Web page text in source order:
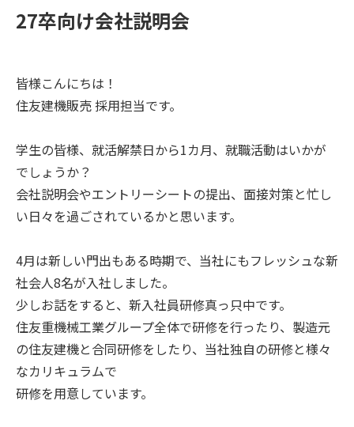
27卒向け会社説明会
皆様こんにちは！
住友建機販売 採用担当です。
学生の皆様、 就活解禁日から1カ月、就職活動はいかが
でしょうか？
会社説明会やエントリーシートの提出、面接対策と忙し
い日々を過ごされているかと思います。
4月は新しい門出もある時期で、当社にもフレッシュな新
社会人8名が入社しました。
少しお話をすると、新入社員研修真っ只中です。
住友重機械工業グループ全体で研修を行ったり、製造元
の住友建機と合同研修をしたり、当社独自の研修と様々
なカリキュラムで
研修を用意しています。